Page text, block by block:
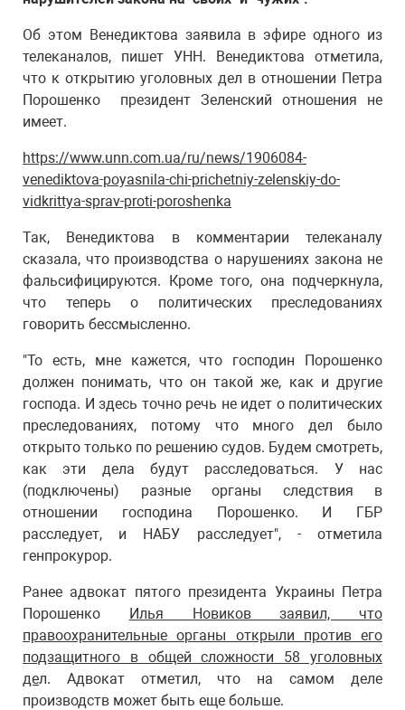
Об этом Венедиктова заявила в эфире одного из
телеканалов, пишет УНН. Венедиктова отметила,
что к открытию уголовных дел в отношении Петра
Порошенко президент Зеленский отношения не
имеет.
https://www.unn.com.ua/ru/news/1906084-
venediktova-poyasnila-chi-prichetniy-zelenskiy-do-
vidkrittya-sprav-proti-poroshenka
Так, Венедиктова в комментарии телеканалу
сказала, что производства о нарушениях закона не
фальсифицируются. Кроме того, она подчеркнула,
что теперь о политических преследованиях
говорить бессмысленно.
"То есть, мне кажется, что господин Порошенко
должен понимать, что он такой же, как и другие
господа. И здесь точно речь не идет о политических
преследованиях, потому что много дел было
открыто только по решению судов. Будем смотреть,
как эти дела будут расследоваться. У нас
(подключены) разные органы следствия в
отношении господина Порошенко. И ГБР
расследует, и НАБУ расследует", - отметила
генпрокурор.
Ранее адвокат пятого президента Украины Петра
Порошенко Илья Новиков заявил, что
правоохранительные органы открыли против его
подзащитного в общей сложности 58 уголовных
дел. Адвокат отметил, что на самом деле
производств может быть еще больше.